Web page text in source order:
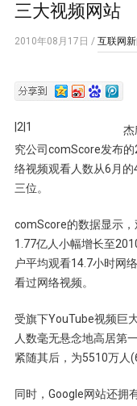
三大视频网站
2010年08月17日 / 互联网
|2|1
杰
究公司comScore发布
络视频观看人数从6月
三位。
comScore的数据显示
1.77亿人小幅增长至
户平均观看14.7小时网
看过网络视频。
受旗下YouTube视频巨
人数毫无悬念地高居第
紧随其后，为5510万人
同时，Google网站还拥